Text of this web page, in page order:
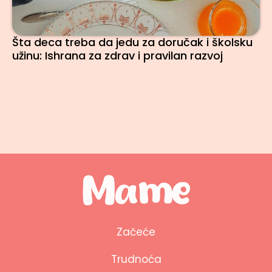
Šta deca treba da jedu za doručak i školsku
užinu: Ishrana za zdrav i pravilan razvoj
Začeće
Trudnoća